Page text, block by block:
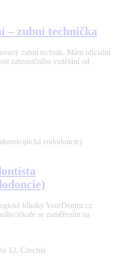
– zubní technička
zubní technik. Mám oficiální
zahraničního vzdělání od
kliniky YourDentist.cz
lékaře se zaměřením na
12, Czechia